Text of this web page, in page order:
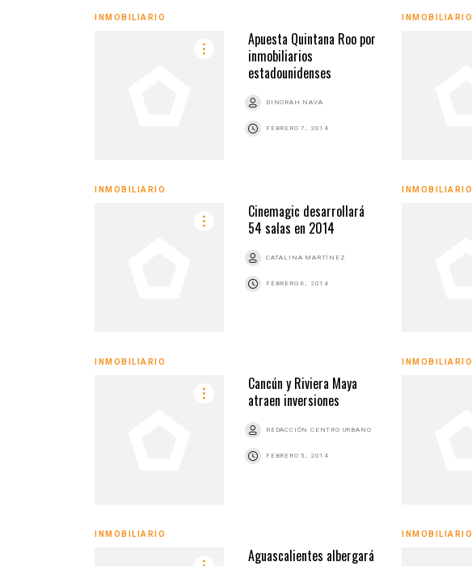
INMOBILIARIO
Apuesta Quintana Roo por
inmobiliarios
estadounidenses
DINORAH NAVA
FEBRERO 7, 2014
INMOBILIARIO
INMOBILIARIO
Cinemagic desarrollará
54 salas en 2014
CATALINA MARTÍNEZ
FEBRERO 6, 2014
INMOBILIARIO
INMOBILIARIO
Cancún y Riviera Maya
atraen inversiones
REDACCIÓN CENTRO URBANO
FEBRERO 5, 2014
INMOBILIARIO
INMOBILIARIO
Aguascalientes albergará
INMOBILIARIO